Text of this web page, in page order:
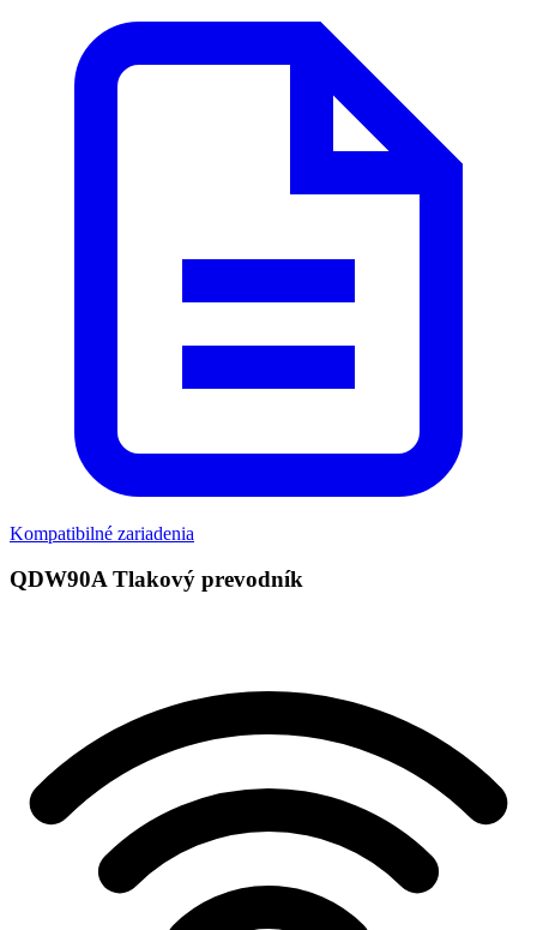
Kompatibilné zariadenia
QDW90A Tlakový prevodník